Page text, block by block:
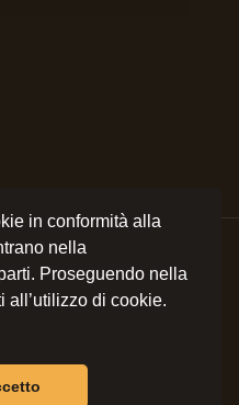
in conformità alla
nella
Proseguendo nella
all’utilizzo di cookie.
Marmi srl| P.I.
realizzato
|Mappa del sito